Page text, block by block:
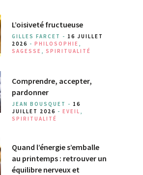
L’oisiveté fructueuse
GILLES FARCET - 16 JUILLET
2026 - PHILOSOPHIE ,
SAGESSE , SPIRITUALITÉ
Comprendre, accepter,
pardonner
JEAN BOUSQUET - 16
JUILLET 2026 - EVEIL ,
SPIRITUALITÉ
Quand l’énergie s’emballe
au printemps : retrouver un
équilibre nerveux et